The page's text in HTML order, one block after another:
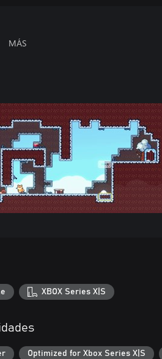
MÁS
XBOX Series X|S
Optimized for Xbox Series X|S